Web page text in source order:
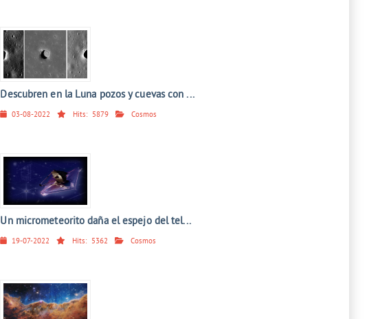
Descubren en la Luna pozos y cuevas con ...
03-08-2022 Hits: 5879 Cosmos
Un micrometeorito daña el espejo del tel...
19-07-2022 Hits: 5362 Cosmos